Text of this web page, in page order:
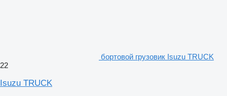
бортовой грузовик Isuzu TRUCK
22
Isuzu TRUCK